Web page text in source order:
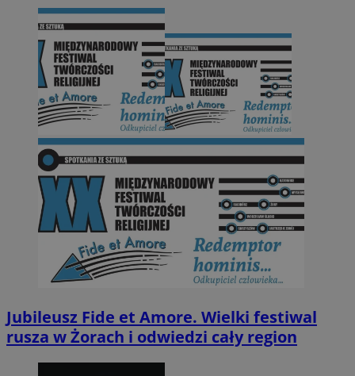
Jubileusz Fide et Amore. Wielki festiwal
rusza w Żorach i odwiedzi cały region